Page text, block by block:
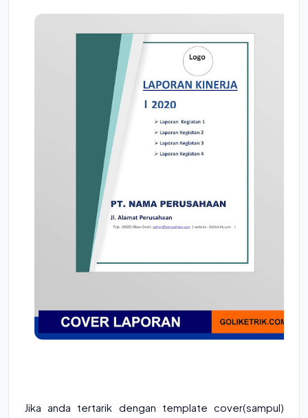
Jika anda tertarik dengan template cover(sampul)